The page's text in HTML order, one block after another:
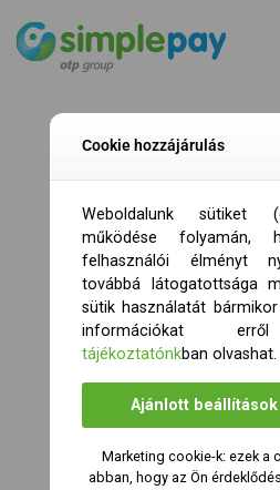
Cookie hozzájárulás
Weboldalunk sütiket
működése folyamán,
felhasználói élményt
továbbá látogatottsága
sütik használatát
információkat
tájékoztatónkban olvashat.
Ajánlott
Marketing cookie-k: ezek a
abban, hogy az Ön